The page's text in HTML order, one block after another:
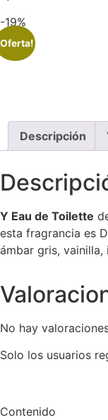
-19%
Descripción
Y Eau de Toilette
esta fragrancia es
ámbar gris,
No hay
Solo los usuarios
Contenido